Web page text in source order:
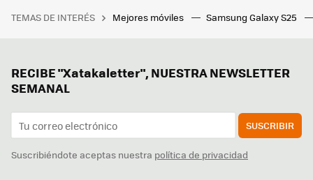
TEMAS DE INTERÉS Mejores móviles Samsung Galaxy S25
RECIBE "Xatakaletter", NUESTRA NEWSLETTER
SEMANAL
SUSCRIBIR
Suscribiéndote aceptas nuestra política de privacidad